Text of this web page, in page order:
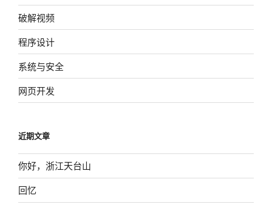
破解视频
程序设计
系统与安全
网页开发
近期文章
你好，浙江天台山
回忆